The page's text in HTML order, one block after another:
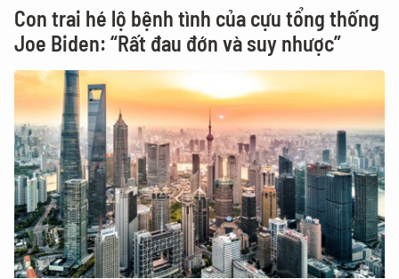
Con trai hé lộ bệnh tình của cựu tổng thống
Joe Biden: “Rất đau đớn và suy nhược”